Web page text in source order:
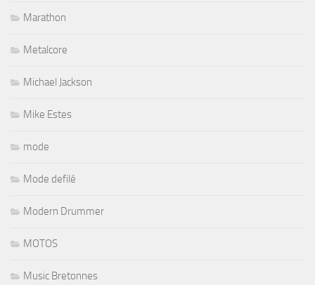
Marathon
Metalcore
Michael Jackson
Mike Estes
mode
Mode defilé
Modern Drummer
MOTOS
Music Bretonnes